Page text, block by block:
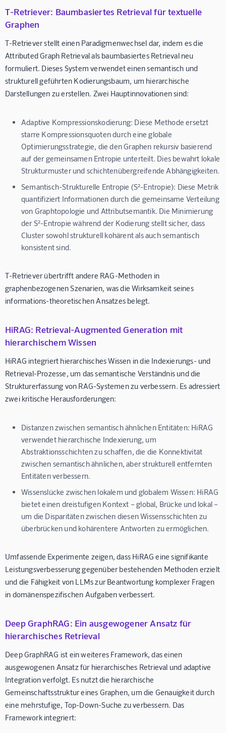
T-Retriever: Baumbasiertes Retrieval für textuelle
Graphen
T-Retriever stellt einen Paradigmenwechsel dar, indem es die
Attributed Graph Retrieval als baumbasiertes Retrieval neu
formuliert. Dieses System verwendet einen semantisch und
strukturell geführten Kodierungsbaum, um hierarchische
Darstellungen zu erstellen. Zwei Hauptinnovationen sind:
Adaptive Kompressionskodierung: Diese Methode ersetzt
starre Kompressionsquoten durch eine globale
Optimierungsstrategie, die den Graphen rekursiv basierend
auf der gemeinsamen Entropie unterteilt. Dies bewahrt lokale
Strukturmuster und schichtenübergreifende Abhängigkeiten.
Semantisch-Strukturelle Entropie (S²-Entropie): Diese Metrik
quantifiziert Informationen durch die gemeinsame Verteilung
von Graphtopologie und Attributsemantik. Die Minimierung
der S²-Entropie während der Kodierung stellt sicher, dass
Cluster sowohl strukturell kohärent als auch semantisch
konsistent sind.
T-Retriever übertrifft andere RAG-Methoden in
graphenbezogenen Szenarien, was die Wirksamkeit seines
informations-theoretischen Ansatzes belegt.
HiRAG: Retrieval-Augmented Generation mit
hierarchischem Wissen
HiRAG integriert hierarchisches Wissen in die Indexierungs- und
Retrieval-Prozesse, um das semantische Verständnis und die
Strukturerfassung von RAG-Systemen zu verbessern. Es adressiert
zwei kritische Herausforderungen:
Distanzen zwischen semantisch ähnlichen Entitäten: HiRAG
verwendet hierarchische Indexierung, um
Abstraktionsschichten zu schaffen, die die Konnektivität
zwischen semantisch ähnlichen, aber strukturell entfernten
Entitäten verbessern.
Wissenslücke zwischen lokalem und globalem Wissen: HiRAG
bietet einen dreistufigen Kontext – global, Brücke und lokal –
um die Disparitäten zwischen diesen Wissensschichten zu
überbrücken und kohärentere Antworten zu ermöglichen.
Umfassende Experimente zeigen, dass HiRAG eine signifikante
Leistungsverbesserung gegenüber bestehenden Methoden erzielt
und die Fähigkeit von LLMs zur Beantwortung komplexer Fragen
in domänenspezifischen Aufgaben verbessert.
Deep GraphRAG: Ein ausgewogener Ansatz für
hierarchisches Retrieval
Deep GraphRAG ist ein weiteres Framework, das einen
ausgewogenen Ansatz für hierarchisches Retrieval und adaptive
Integration verfolgt. Es nutzt die hierarchische
Gemeinschaftsstruktur eines Graphen, um die Genauigkeit durch
eine mehrstufige, Top-Down-Suche zu verbessern. Das
Framework integriert: